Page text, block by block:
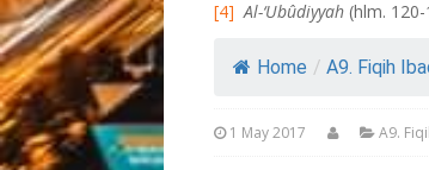
[4] Al-‘Ubûdiyyah(hlm. 120-
Home / A9. Fiqih
1 May 2017 A9.